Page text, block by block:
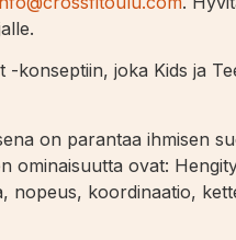
joka Kids ja
on parantaa ihmisen
ominaisuutta ovat:
nopeus, koordinaatio,